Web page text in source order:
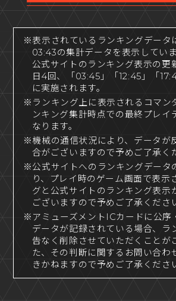
※表示されているランキングデータ
03:43の集計データを表示していま
公式サイトのランキング表示の更
日4回、「03:45」「12:45」「
に実施されます。
※ランキング上に表示されるコマン
ンキング集計時点での最終プレイ
なります。
※機械の通信状況により、データが
合がございますので予めご了承く
※公式サイトへのランキングデータ
り、プレイ時のゲーム画面で表示
グと公式サイトのランキング表示
ございますので予めご了承くださ
※アミューズメントICカードに公序
データが記録されている場合、ラ
告なく削除させていただくことが
た、その判断に関するお問い合わ
きかねますので予めご了承くださ